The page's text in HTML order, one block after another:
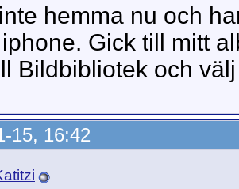
hemma nu och
Gick till mitt
Bildbibliotek och
15, 16:42